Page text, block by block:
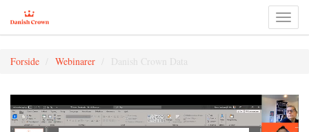
Toggle
Forside Webinarer Danish Crown Data